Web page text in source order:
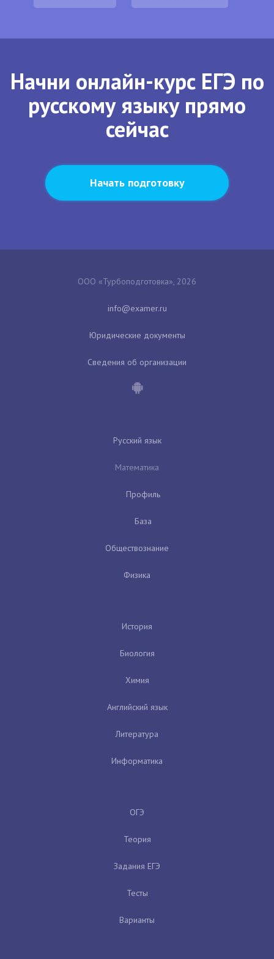
Начни онлайн-курс ЕГЭ по
русскому языку прямо
сейчас
Начать подготовку
ООО «Турбоподготовка», 2026
Юридические документы
Сведения об организации
Русский язык
Математика
Профиль
База
Обществознание
Физика
История
Биология
Химия
Английский язык
Литература
Информатика
ОГЭ
Теория
Задания ЕГЭ
Тесты
Варианты